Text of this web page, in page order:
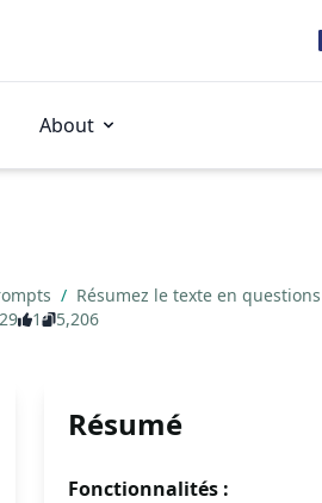
About
/ Résumez le texte en questions
1 5,206
Résumé
Fonctionnalités :